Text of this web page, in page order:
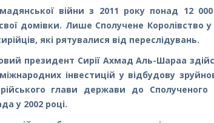
війни з 2011 року понад 12
домівки. Лише Сполучене Королівство
які рятувалися від переслідувань.
президент Сирії Ахмад Аль-Шараа
інвестицій у відбудову
глави держави до Сполученого
у 2002 році.